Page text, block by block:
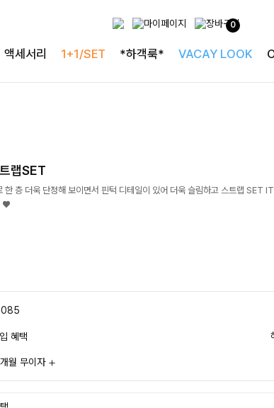
0
액세서리 1+1/SET *하객룩* VACAY LOOK
랩SET
한 층 더욱 단정해 보이면서 핀턱 디테일이 있어 더욱 슬림하고 스트랩 SET
♥
혜택
월 무이자